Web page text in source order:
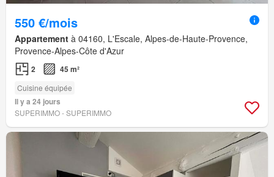
550 €/mois
Appartement à 04160, L'Escale, Alpes-de-Haute-Provence,
Provence-Alpes-Côte d'Azur
2 45 m²
Cuisine équipée
Il y a 24 jours
SUPERIMMO - SUPERIMMO